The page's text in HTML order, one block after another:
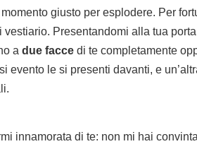
giusto per esplodere. Per
vestiario. Presentandomi alla tua
a due facce di te completamente
evento le si presenti davanti, e
innamorata di te: non mi hai